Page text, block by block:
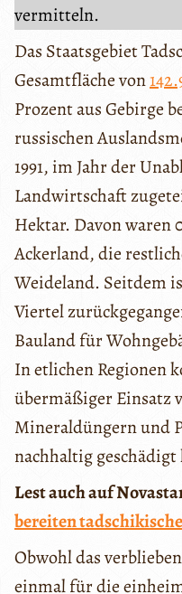
vermitteln.
Das Staatsgebiet
Gesamtfläche von
Prozent aus Gebirge
russischen
1991, im Jahr der
Landwirtschaft
Hektar. Davon
Ackerland, die
Weideland. Seitdem
Viertel
Bauland für
In etlichen Regionen
übermäßiger Einsatz
Mineraldüngern und
nachhaltig geschädigt
Lest auch auf
bereiten
Obwohl das
einmal für die